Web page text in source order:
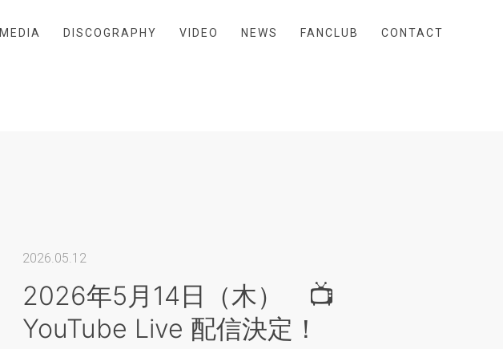
MEDIA DISCOGRAPHY VIDEO NEWS FANCLUB CONTACT
2026.05.12
2026年5月14日（木） 📺
YouTube Live 配信決定！